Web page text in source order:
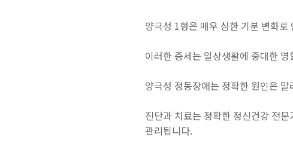
양극성 1형은 매우 심한 기분 변화
이러한 증세는 일상생활에 중대한
양극성 정동장애는 정확한 원인은
진단과 치료는 정확한 정신건강 전
관리됩니다.